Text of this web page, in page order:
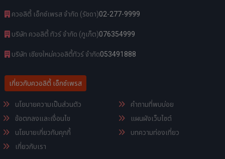
ควอลิตี้ เอ็กซ์เพรส จำกัด (รัชดา)02-277-9999
บริษัท ควอลิตี้ ทัวร์ จำกัด (ภูเก็ต)076354999
บริษัท เชียงใหม่ควอลิตี้ทัวร์ จำกัด053491888
เกี่ยวกับควอลิตี้ เอ็กซ์เพรส
นโยบายความเป็นส่วนตัว
ข้อตกลงและเงื่อนไข
นโยบายเกี่ยวกับคุกกี้
เกี่ยวกับเรา
คำถามที่พบบ่อย
แผนผังเว็บไซต์
บทความท่องเที่ยว